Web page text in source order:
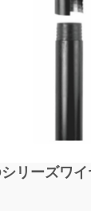
リーズワ